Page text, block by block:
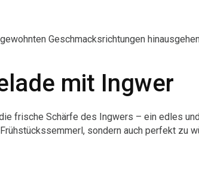
Geschmacksrichtungen
mit Ingwer
frische Schärfe des Ingwers – ein edles
sondern auch perfekt zu